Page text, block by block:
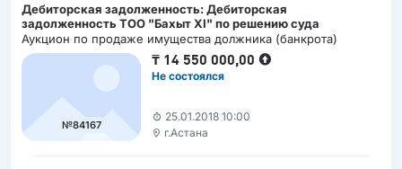
Дебиторская задолженность: Дебиторская
задолженность ТОО "Бахыт ХI" по решению суда
Аукцион по продаже имущества должника (банкрота)
№84167
₸ 14 550 000,00
Не состоялся
25.01.2018 10:00
г.Астана